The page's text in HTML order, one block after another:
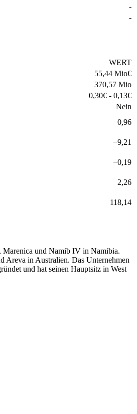
-
-
WERT
55,44 Mio€
370,57 Mio
0,30€ - 0,13€
Nein
0,96
−9,21
−0,19
2,26
118,14
Marenica und Namib IV in Namibia.
Areva in Australien. Das Unternehmen
und hat seinen Hauptsitz in West